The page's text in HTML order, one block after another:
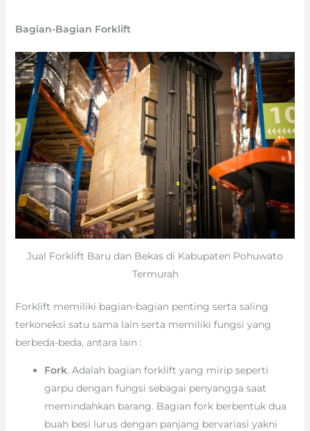
Bagian-Bagian Forklift
Jual Forklift Baru dan Bekas di Kabupaten Pohuwato
Termurah
Forklift memiliki bagian-bagian penting serta saling
terkoneksi satu sama lain serta memiliki fungsi yang
berbeda-beda, antara lain :
Fork. Adalah bagian forklift yang mirip seperti
garpu dengan fungsi sebagai penyangga saat
memindahkan barang. Bagian fork berbentuk dua
buah besi lurus dengan panjang bervariasi yakni